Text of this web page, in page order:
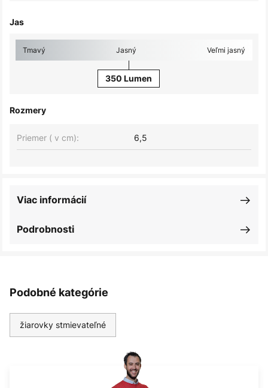
Jas
Tmavý Jasný Veľmi jasný
350 Lumen
Rozmery
Priemer ( v cm): 6,5
Podrobnosti
Viac informácií
Podobné kategórie
žiarovky stmievateľné